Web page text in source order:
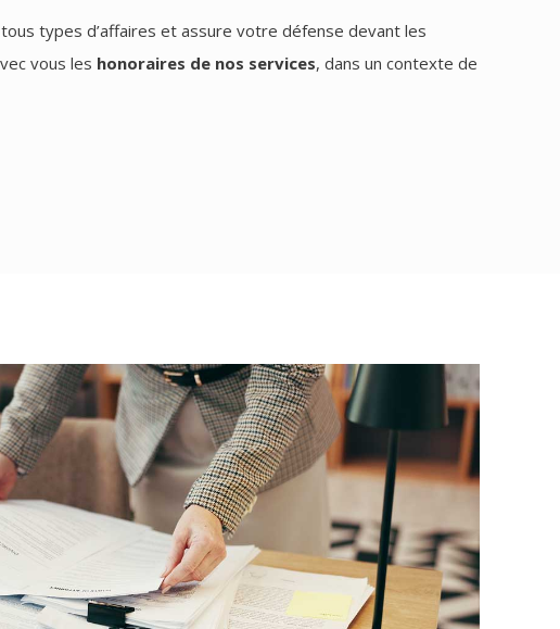
types d’affaires et assure votre défense devant les
vous les honoraires de nos services, dans un contexte de